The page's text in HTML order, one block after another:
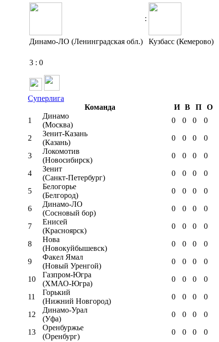
:
Динамо-ЛО (Ленинградская обл.) Кузбасс (Кемерово)
3 : 0
Суперлига
Команда
И В П
О
1
Динамо
(Москва)
0 0 0 0
2
Зенит-Казань
(Казань)
0 0 0 0
3
Локомотив
(Новосибирск)
0 0 0 0
4
Зенит
(Санкт-Петербург)
0 0 0 0
5
Белогорье
(Белгород)
0 0 0 0
6
Динамо-ЛО
(Сосновый бор)
0 0 0 0
7
Енисей
(Красноярск)
0 0 0 0
8
Нова
(Новокуйбышевск)
0 0 0 0
9
Факел Ямал
(Новый Уренгой)
0 0 0 0
10
Газпром-Югра
(ХМАО-Югра)
0 0 0 0
11
Горький
(Нижний Новгород)
0 0 0 0
12
Динамо-Урал
(Уфа)
0 0 0 0
13
Оренбуржье
(Оренбург)
0 0 0 0